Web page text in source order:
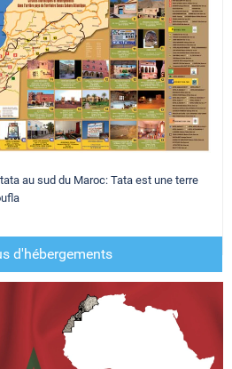
au sud du Maroc: Tata est une terre
d'hébergements